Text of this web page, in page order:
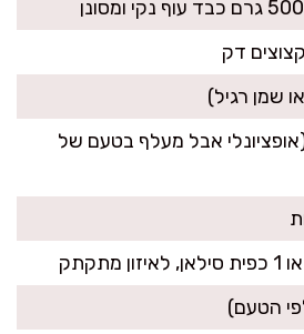
(אופציונלי אבל מעלף בטעם של